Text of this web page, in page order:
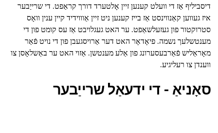
דיסביליף אַז די וועלט קענען זיין אָלטערד דורך קראַפט. די שרייַבער
איז געווען קאַנווינסט אַז בייז קענען ניט זיין אַוווידיד קיין ענין וואָס
סטרוקטור פון געזעלשאַפט. ער האט געגלויבט אַז עס קומט פון די
מענטשלעך נשמה. פיאָדאָר האט דער אַרויסגעבן פון די נויט פֿאַר
מאָראַליש פֿאַרבעסערונג פון אַלע מענטשן. אַזוי האט ער באַשלאָסן צו
ווענדן צו רעליגיע.
סאָניאַ - די ידעאַל שרייַבער